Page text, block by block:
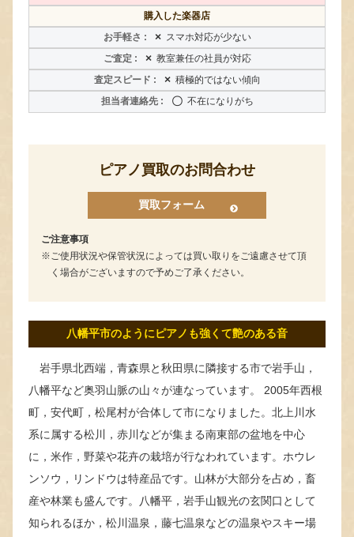
購入した楽器店
× スマホ対応が少ない
× 教室兼任の社員が対応
× 積極的ではない傾向
〇 不在になりがち
ピアノ買取のお問合わせ
買取フォーム
ご注意事項
ご使用状況や保管状況によっては買い取りをご遠慮させて頂
く場合がございますので予めご了承ください。
八幡平市のようにピアノも強くて艶のある音
岩手県北西端，青森県と秋田県に隣接する市で岩手山，
八幡平など奥羽山脈の山々が連なっています。 2005年西根
町，安代町，松尾村が合体して市になりました。北上川水
系に属する松川，赤川などが集まる南東部の盆地を中心
に，米作，野菜や花卉の栽培が行なわれています。ホウレ
ンソウ，リンドウは特産品です。山林が大部分を占め，畜
産や林業も盛んです。八幡平，岩手山観光の玄関口として
知られるほか，松川温泉，藤七温泉などの温泉やスキー場